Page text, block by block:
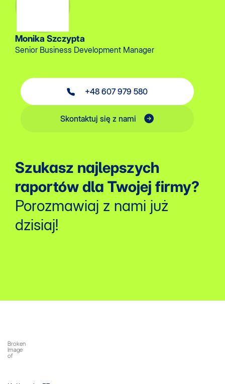
Szukasz najlepszych
raportów dla Twojej firmy?
Porozmawiaj z nami już
dzisiaj!
Monika Szczypta
Senior Business Development Manager
+48 607 979 580
Skontaktuj się z nami